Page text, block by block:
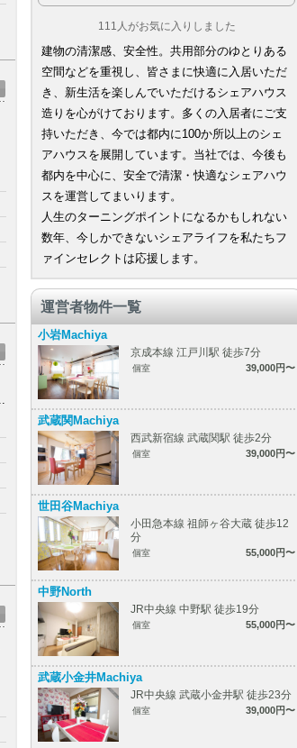
111 人がお気に入りしました
建物の清潔感、安全性。共用部分のゆとりある
空間などを重視し、皆さまに快適に入居いただ
き、新生活を楽しんでいただけるシェアハウス
造りを心がけております。多くの入居者にご支
持いただき、今では都内に100か所以上のシェ
アハウスを展開しています。当社では、今後も
都内を中心に、安全で清潔・快適なシェアハウ
スを運営してまいります。
人生のターニングポイントになるかもしれない
数年、今しかできないシェアライフを私たちフ
ァインセレクトは応援します。
運営者物件一覧
小岩Machiya
京成本線 江戸川駅 徒歩7分
個室 39,000円〜
武蔵関Machiya
西武新宿線 武蔵関駅 徒歩2分
個室 39,000円〜
世田谷Machiya
小田急本線 祖師ヶ谷大蔵 徒歩12
分
個室 55,000円〜
中野North
JR中央線 中野駅 徒歩19分
個室 55,000円〜
武蔵小金井Machiya
JR中央線 武蔵小金井駅 徒歩23分
個室 39,000円〜